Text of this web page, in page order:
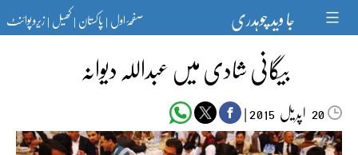
content جا وید چوہدری صفحۂ اول|پاکستان|کھیل|زیرو پوائنٹ
بیگانی شادی میں عبداللہ دیوانہ
20 اپریل‬‮ |